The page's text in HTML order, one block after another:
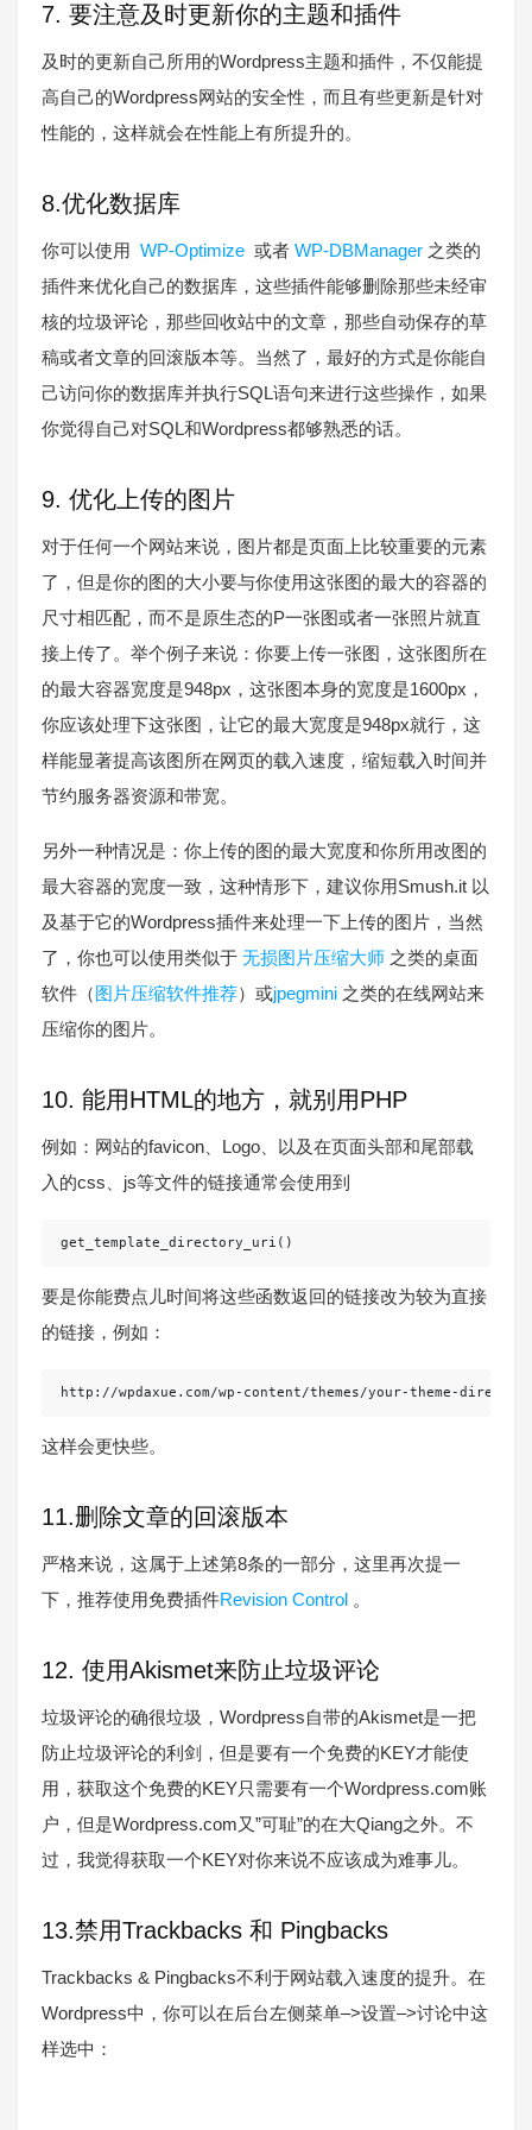
7. 要注意及时更新你的主题和插件
及时的更新自己所用的Wordpress主题和插件，不仅能提
高自己的Wordpress网站的安全性，而且有些更新是针对
性能的，这样就会在性能上有所提升的。
8.优化数据库
你可以使用 WP-Optimize 或者 WP-DBManager 之类的
插件来优化自己的数据库，这些插件能够删除那些未经审
核的垃圾评论，那些回收站中的文章，那些自动保存的草
稿或者文章的回滚版本等。当然了，最好的方式是你能自
己访问你的数据库并执行SQL语句来进行这些操作，如果
你觉得自己对SQL和Wordpress都够熟悉的话。
9. 优化上传的图片
对于任何一个网站来说，图片都是页面上比较重要的元素
了，但是你的图的大小要与你使用这张图的最大的容器的
尺寸相匹配，而不是原生态的P一张图或者一张照片就直
接上传了。举个例子来说：你要上传一张图，这张图所在
的最大容器宽度是948px，这张图本身的宽度是1600px，
你应该处理下这张图，让它的最大宽度是948px就行，这
样能显著提高该图所在网页的载入速度，缩短载入时间并
节约服务器资源和带宽。
另外一种情况是：你上传的图的最大宽度和你所用改图的
最大容器的宽度一致，这种情形下，建议你用Smush.it 以
及基于它的Wordpress插件来处理一下上传的图片，当然
了，你也可以使用类似于 无损图片压缩大师 之类的桌面
软件（图片压缩软件推荐）或jpegmini 之类的在线网站来
压缩你的图片。
10. 能用HTML的地方，就别用PHP
例如：网站的favicon、Logo、以及在页面头部和尾部载
入的css、js等文件的链接通常会使用到
get_template_directory_uri()
要是你能费点儿时间将这些函数返回的链接改为较为直接
的链接，例如：
http://wpdaxue.com/wp-content/themes/your-theme-
这样会更快些。
11.删除文章的回滚版本
严格来说，这属于上述第8条的一部分，这里再次提一
下，推荐使用免费插件Revision Control 。
12. 使用Akismet来防止垃圾评论
垃圾评论的确很垃圾，Wordpress自带的Akismet是一把
防止垃圾评论的利剑，但是要有一个免费的KEY才能使
用，获取这个免费的KEY只需要有一个Wordpress.com账
户，但是Wordpress.com又”可耻”的在大Qiang之外。不
过，我觉得获取一个KEY对你来说不应该成为难事儿。
13.禁用Trackbacks 和 Pingbacks
Trackbacks & Pingbacks不利于网站载入速度的提升。在
Wordpress中，你可以在后台左侧菜单–>设置–>讨论中这
样选中：